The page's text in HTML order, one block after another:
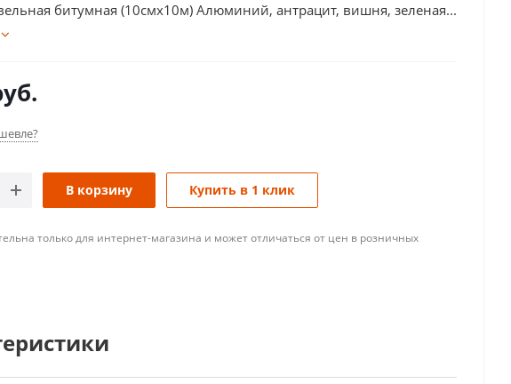
битумная (10смх10м) Алюминий, антрацит, вишня, зеленая...
В корзину Купить в 1 клик
только для интернет-магазина и может отличаться от цен в розничных